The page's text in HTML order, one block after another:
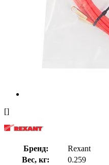
[]
Бренд:
Rexant
Вес, кг:
0.259